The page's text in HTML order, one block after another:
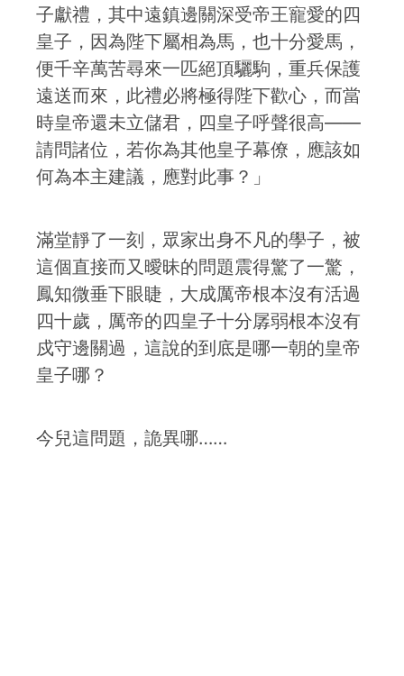
子獻禮，其中遠鎮邊關深受帝王寵愛的四
皇子，因為陛下屬相為馬，也十分愛馬，
便千辛萬苦尋來一匹絕頂驪駒，重兵保護
遠送而來，此禮必將極得陛下歡心，而當
時皇帝還未立儲君，四皇子呼聲很高——
請問諸位，若你為其他皇子幕僚，應該如
何為本主建議，應對此事？」
滿堂靜了一刻，眾家出身不凡的學子，被
這個直接而又曖昧的問題震得驚了一驚，
鳳知微垂下眼睫，大成厲帝根本沒有活過
四十歲，厲帝的四皇子十分孱弱根本沒有
戍守邊關過，這說的到底是哪一朝的皇帝
皇子哪？
今兒這問題，詭異哪……